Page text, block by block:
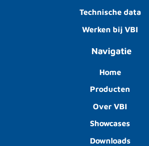
Technische data
Werken bij VBI
Navigatie
Home
Producten
Over VBI
Showcases
Downloads